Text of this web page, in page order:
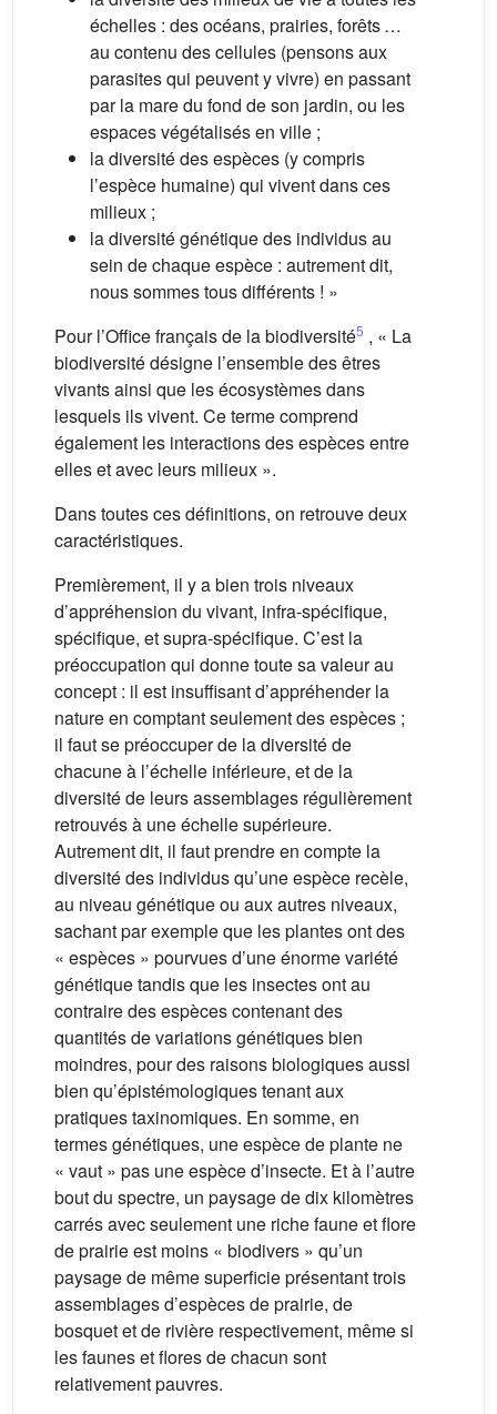
échelles : des océans, prairies, forêts …
au contenu des cellules (pensons aux
parasites qui peuvent y vivre) en passant
par la mare du fond de son jardin, ou les
espaces végétalisés en ville ;
la diversité des espèces (y compris
l’espèce humaine) qui vivent dans ces
milieux ;
la diversité génétique des individus au
sein de chaque espèce : autrement dit,
nous sommes tous différents ! »
Pour l’Office français de la biodiversité5 , « La
biodiversité désigne l’ensemble des êtres
vivants ainsi que les écosystèmes dans
lesquels ils vivent. Ce terme comprend
également les interactions des espèces entre
elles et avec leurs milieux ».
Dans toutes ces définitions, on retrouve deux
caractéristiques.
Premièrement, il y a bien trois niveaux
d’appréhension du vivant, infra-spécifique,
spécifique, et supra-spécifique. C’est la
préoccupation qui donne toute sa valeur au
concept : il est insuffisant d’appréhender la
nature en comptant seulement des espèces ;
il faut se préoccuper de la diversité de
chacune à l’échelle inférieure, et de la
diversité de leurs assemblages régulièrement
retrouvés à une échelle supérieure.
Autrement dit, il faut prendre en compte la
diversité des individus qu’une espèce recèle,
au niveau génétique ou aux autres niveaux,
sachant par exemple que les plantes ont des
« espèces » pourvues d’une énorme variété
génétique tandis que les insectes ont au
contraire des espèces contenant des
quantités de variations génétiques bien
moindres, pour des raisons biologiques aussi
bien qu’épistémologiques tenant aux
pratiques taxinomiques. En somme, en
termes génétiques, une espèce de plante ne
« vaut » pas une espèce d’insecte. Et à l’autre
bout du spectre, un paysage de dix kilomètres
carrés avec seulement une riche faune et flore
de prairie est moins « biodivers » qu’un
paysage de même superficie présentant trois
assemblages d’espèces de prairie, de
bosquet et de rivière respectivement, même si
les faunes et flores de chacun sont
relativement pauvres.